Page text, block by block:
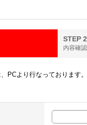
STEP 2
内容確認
PCより行なっております